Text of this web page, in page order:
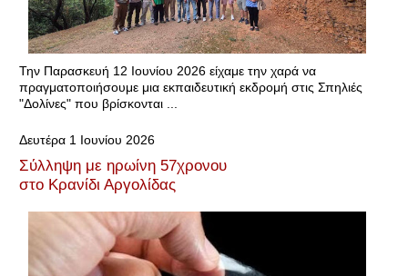
Την Παρασκευή 12 Ιουνίου 2026 είχαμε την χαρά να
πραγματοποιήσουμε μια εκπαιδευτική εκδρομή στις Σπηλιές
"Δολίνες" που βρίσκονται ...
Δευτέρα 1 Ιουνίου 2026
Σύλληψη με ηρωίνη 57χρονου
στο Κρανίδι Αργολίδας